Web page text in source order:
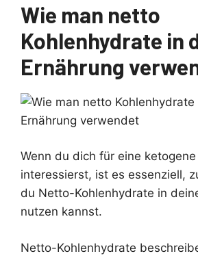
Wie man netto
Kohlenhydrate in
Ernährung
Wenn du dich für eine
interessierst, ist es essenziell,
du Netto-Kohlenhydrate in
nutzen kannst.
Netto-Kohlenhydrate